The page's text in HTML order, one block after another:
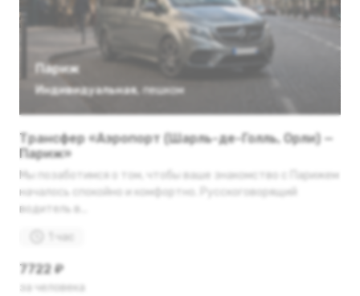
Париж
Индивидуальная, пешком
Трансфер «Аэропорт (Шарль-де-Голль, Орли) —
Париж»
Мы позаботимся о том, чтобы ваше знакомство с Парижем
началось спокойно и комфортно. Русскоговорящий
водитель в...
1 час
7722 ₽
за человека